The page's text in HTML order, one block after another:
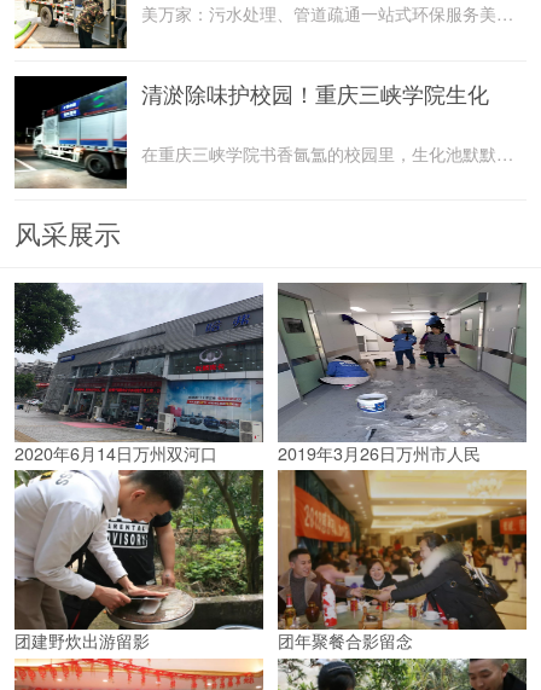
美万家：污水处理、管道疏通一站式环保服务美万家公司，
清淤除味护校园！重庆三峡学院生化
在重庆三峡学院书香氤氲的校园里，生化池默默承载着污水
风采展示
2020年6月14日万州双河口 2019年3月26日万州市人民
团建野炊出游留影 团年聚餐合影留念